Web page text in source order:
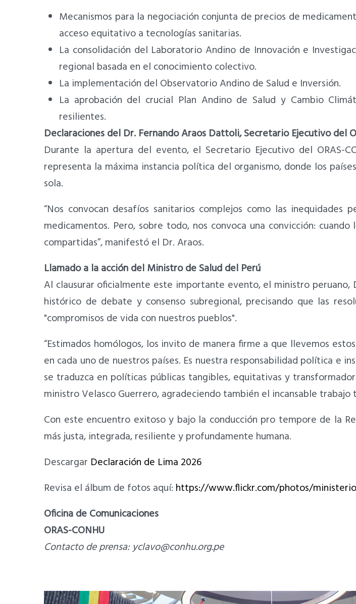
Mecanismos para la negociación conjunta de precios de
acceso equitativo a tecnologías sanitarias.
La consolidación del Laboratorio Andino de Innovación e
regional basada en el conocimiento colectivo.
La implementación del Observatorio Andino de Salud e Inversión.
La aprobación del crucial Plan Andino de Salud y Cambio
resilientes.
Declaraciones del Dr. Fernando Araos Dattoli, Secretario Ejecutivo del
Durante la apertura del evento, el Secretario Ejecutivo del ORAS-
representa la máxima instancia política del organismo, donde los
sola.
“Nos convocan desafíos sanitarios complejos como las
medicamentos. Pero, sobre todo, nos convoca una convicción:
compartidas”, manifestó el Dr. Araos.
Llamado a la acción del Ministro de Salud del Perú
Al clausurar oficialmente este importante evento, el ministro peruano,
histórico de debate y consenso subregional, precisando que las
"compromisos de vida con nuestros pueblos".
“Estimados homólogos, los invito de manera firme a que llevemos
en cada uno de nuestros países. Es nuestra responsabilidad política e
se traduzca en políticas públicas tangibles, equitativas y
ministro Velasco Guerrero, agradeciendo también el incansable trabajo
Con este encuentro exitoso y bajo la conducción pro tempore de la
más justa, integrada, resiliente y profundamente humana.
Descargar Declaración de Lima 2026
Revisa el álbum de fotos aquí: https://www.flickr.com/photos/
Oficina de Comunicaciones
ORAS-CONHU
Contacto de prensa:yclavo@conhu.org.pe